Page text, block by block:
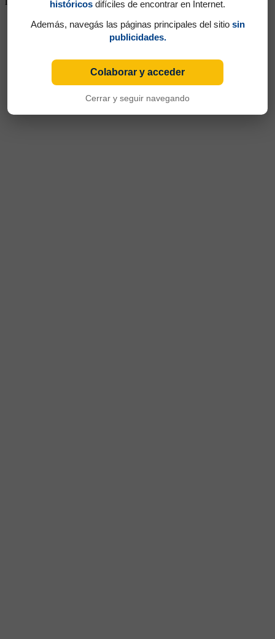
históricos difíciles de encontrar en Internet.
Además, navegás las páginas principales del sitio sin
publicidades.
Colaborar y acceder
Cerrar y seguir navegando